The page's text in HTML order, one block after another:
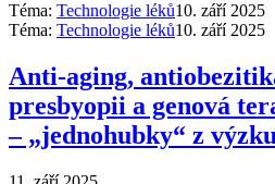
Téma: Technologie léků10. září 2025
Téma: Technologie léků10. září 2025
Anti‑aging,
presbyopii a genová
–⁠ „jednohubky“ z